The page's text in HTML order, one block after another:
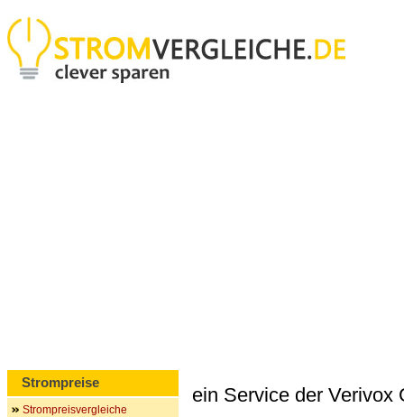
ein Service der Verivox
Strompreise
Strompreisvergleiche